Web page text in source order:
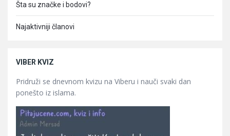
Šta su značke i bodovi?
Najaktivniji članovi
VIBER KVIZ
Pridruži se dnevnom kvizu na Viberu i nauči svaki dan
ponešto iz islama.